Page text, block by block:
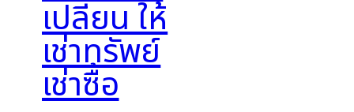
เปลี่ยน ให้
เช่าทรัพย์
เช่าซื้อ